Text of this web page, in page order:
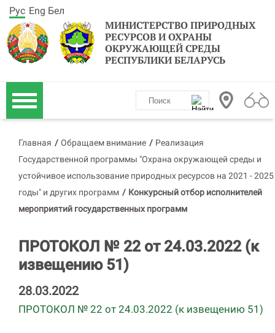
МИНИСТЕРСТВО ПРИРОДНЫХ
РЕСУРСОВ И ОХРАНЫ
ОКРУЖАЮЩЕЙ СРЕДЫ
РЕСПУБЛИКИ БЕЛАРУСЬ
Рус Eng Бел
Главная / Обращаем внимание / Реализация
Государственной программы "Охрана окружающей среды и
устойчивое использование природных ресурсов на 2021 - 2025
годы" и других программ / Конкурсный отбор исполнителей
мероприятий государственных программ
ПРОТОКОЛ № 22 от 24.03.2022 (к
извещению 51)
28.03.2022
ПРОТОКОЛ № 22 от 24.03.2022 (к извещению 51)